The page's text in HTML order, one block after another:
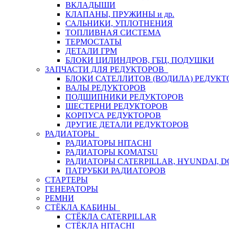
ВКЛАДЫШИ
КЛАПАНЫ, ПРУЖИНЫ и др.
САЛЬНИКИ, УПЛОТНЕНИЯ
ТОПЛИВНАЯ СИСТЕМА
ТЕРМОСТАТЫ
ДЕТАЛИ ГРМ
БЛОКИ ЦИЛИНДРОВ, ГБЦ, ПОДУШКИ
ЗАПЧАСТИ ДЛЯ РЕДУКТОРОВ
БЛОКИ САТЕЛЛИТОВ (ВОДИЛА)
ВАЛЫ РЕДУКТОРОВ
ПОДШИПНИКИ РЕДУКТОРОВ
ШЕСТЕРНИ РЕДУКТОРОВ
КОРПУСА РЕДУКТОРОВ
ДРУГИЕ ДЕТАЛИ РЕДУКТОРОВ
РАДИАТОРЫ
РАДИАТОРЫ HITACHI
РАДИАТОРЫ KOMATSU
РАДИАТОРЫ CATERPILLAR, HYUNDAI,
ПАТРУБКИ РАДИАТОРОВ
СТАРТЕРЫ
ГЕНЕРАТОРЫ
РЕМНИ
СТЁКЛА КАБИНЫ
СТЁКЛА CATERPILLAR
СТЁКЛА HITACHI